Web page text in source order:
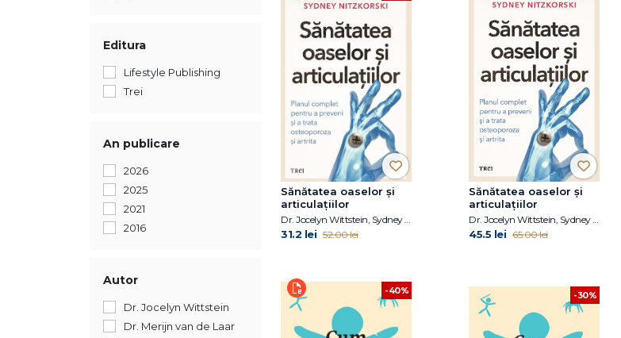
Editura
Lifestyle Publishing
Trei
An publicare
2026
2025
2021
2016
Autor
Dr. Jocelyn Wittstein
Dr. Merijn van de Laar
Sănătatea oaselor și
articulațiilor
Dr. Jocelyn Wittstein, Sydney Nitzkorski
31.2 lei 52.00 lei
Sănătatea oaselor și
articulațiilor
Dr. Jocelyn Wittstein, Sydney Nitzkorski
45.5 lei 65.00 lei
-40% -30%